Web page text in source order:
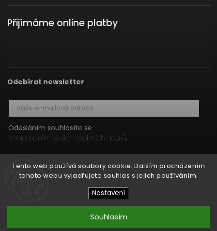
Tento web používá soubory cookie. Dalším procházením
tohoto webu vyjadřujete souhlas s jejich používáním.
Nastavení
Souhlasím
Přijímáme online platby
Odebírat newsletter
Odesláním souhlasíte se
zpracováním vašich osobních údajů.
HIFI MEDIA. Všechna práva vyhrazena.
Upravit nastavení cookies